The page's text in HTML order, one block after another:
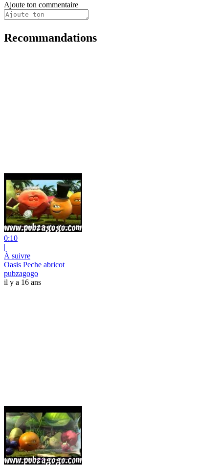
Ajoute ton commentaire
Recommandations
0:10
|
À suivre
Oasis Peche abricot
pubzagogo
il y a 16 ans